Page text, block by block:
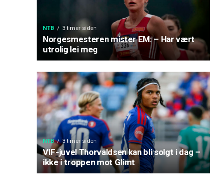
NTB 3 timer siden
Norgesmesteren mister EM: – Har vært
utrolig lei meg
NTB 3 timer siden
VIF-juvel Thorvaldsen kan bli solgt i dag –
ikke i troppen mot Glimt